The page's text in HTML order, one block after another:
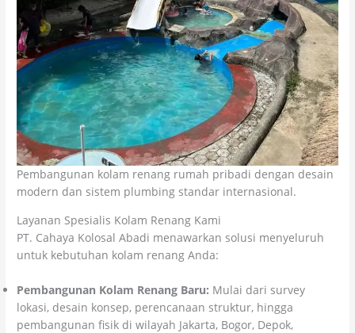
Pembangunan kolam renang rumah pribadi dengan desain
modern dan sistem plumbing standar internasional.
Layanan Spesialis Kolam Renang Kami
PT. Cahaya Kolosal Abadi menawarkan solusi menyeluruh
untuk kebutuhan kolam renang Anda:
Pembangunan Kolam Renang Baru: Mulai dari survey
lokasi, desain konsep, perencanaan struktur, hingga
pembangunan fisik di wilayah Jakarta, Bogor, Depok,